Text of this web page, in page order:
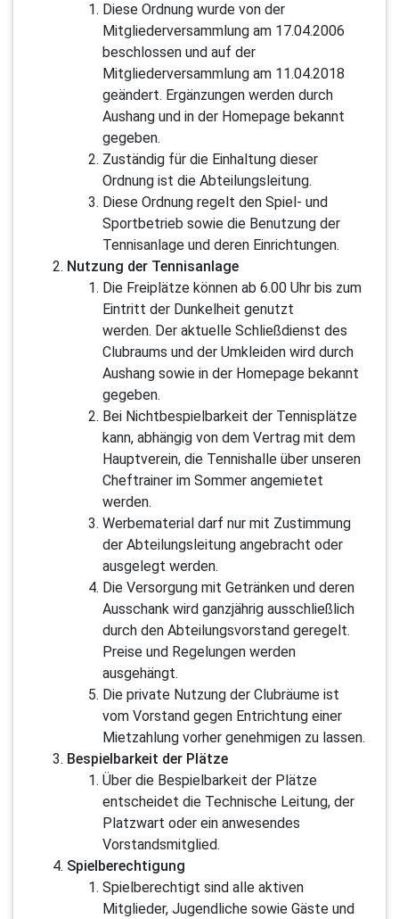
Diese Ordnung wurde von der
Mitgliederversammlung am 17.04.2006
beschlossen und auf der
Mitgliederversammlung am 11.04.2018
geändert. Ergänzungen werden durch
Aushang und in der Homepage bekannt
gegeben.
Zuständig für die Einhaltung dieser
Ordnung ist die Abteilungsleitung.
Diese Ordnung regelt den Spiel- und
Sportbetrieb sowie die Benutzung der
Tennisanlage und deren Einrichtungen.
Nutzung der Tennisanlage
Die Freiplätze können ab 6.00 Uhr bis zum
Eintritt der Dunkelheit genutzt
werden. Der aktuelle Schließdienst des
Clubraums und der Umkleiden wird durch
Aushang sowie in der Homepage bekannt
gegeben.
Bei Nichtbespielbarkeit der Tennisplätze
kann, abhängig von dem Vertrag mit dem
Hauptverein, die Tennishalle über unseren
Cheftrainer im Sommer angemietet
werden.
Werbematerial darf nur mit Zustimmung
der Abteilungsleitung angebracht oder
ausgelegt werden.
Die Versorgung mit Getränken und deren
Ausschank wird ganzjährig ausschließlich
durch den Abteilungsvorstand geregelt.
Preise und Regelungen werden
ausgehängt.
Die private Nutzung der Clubräume ist
vom Vorstand gegen Entrichtung einer
Mietzahlung vorher genehmigen zu lassen.
Bespielbarkeit der Plätze
Über die Bespielbarkeit der Plätze
entscheidet die Technische Leitung, der
Platzwart oder ein anwesendes
Vorstandsmitglied.
Spielberechtigung
Spielberechtigt sind alle aktiven
Mitglieder, Jugendliche sowie Gäste und